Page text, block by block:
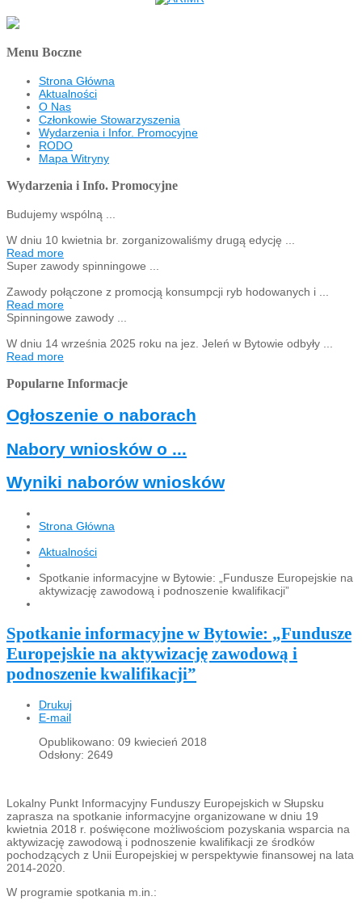
Menu Boczne
Strona Główna
Aktualności
O Nas
Członkowie Stowarzyszenia
Wydarzenia i Infor. Promocyjne
RODO
Mapa Witryny
Wydarzenia i Info. Promocyjne
Budujemy wspólną ...
W dniu 10 kwietnia br. zorganizowaliśmy drugą edycję ...
Read more
Super zawody spinningowe ...
Zawody połączone z promocją konsumpcji ryb hodowanych i ...
Read more
Spinningowe zawody ...
W dniu 14 września 2025 roku na jez. Jeleń w Bytowie odbyły ...
Read more
Popularne Informacje
Ogłoszenie o naborach
Nabory wniosków o ...
Wyniki naborów wniosków
Strona Główna
Aktualności
Spotkanie informacyjne w Bytowie: „Fundusze Europejskie na
aktywizację zawodową i podnoszenie kwalifikacji”
Spotkanie informacyjne w Bytowie: „Fundusze
Europejskie na aktywizację zawodową i
podnoszenie kwalifikacji”
Drukuj
E-mail
Opublikowano: 09 kwiecień 2018
Odsłony: 2649
Lokalny Punkt Informacyjny Funduszy Europejskich w Słupsku
zaprasza na spotkanie informacyjne organizowane w dniu 19
kwietnia 2018 r. poświęcone możliwościom pozyskania wsparcia na
aktywizację zawodową i podnoszenie kwalifikacji ze środków
pochodzących z Unii Europejskiej w perspektywie finansowej na lata
2014-2020.
W programie spotkania m.in.: